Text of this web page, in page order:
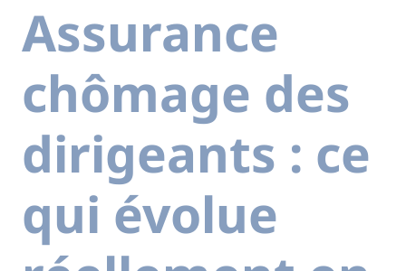
Assurance
chômage des
dirigeants : ce
qui évolue